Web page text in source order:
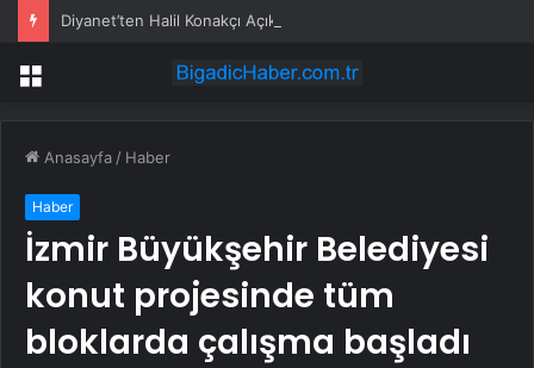
Menü
Anasayfa / Haber
Haber
İzmir Büyükşehir Belediyesi
konut projesinde tüm
bloklarda çalışma başladı